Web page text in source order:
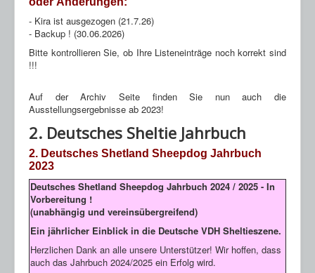
- Kira ist ausgezogen (21.7.26)
- Backup ! (30.06.2026)
Bitte kontrollieren Sie, ob Ihre Listeneinträge noch korrekt sind
!!!
Auf der Archiv Seite finden Sie nun auch die
Ausstellungsergebnisse ab 2023!
2. Deutsches Sheltie Jahrbuch
2. Deutsches Shetland Sheepdog Jahrbuch
2023
Deutsches Shetland Sheepdog Jahrbuch 2024 / 2025 - In
Vorbereitung !
(unabhängig und vereinsübergreifend)
Ein jährlicher Einblick in die Deutsche VDH Sheltieszene.
Herzlichen Dank an alle unsere Unterstützer! Wir hoffen, dass
auch das Jahrbuch 2024/2025 ein Erfolg wird.